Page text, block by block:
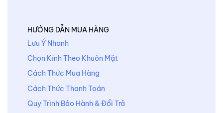
HƯỚNG DẪN MUA HÀNG
Lưu Ý Nhanh
Chọn Kính Theo Khuôn Mặt
Cách Thức Mua Hàng
Cách Thức Thanh Toán
Quy Trình Bảo Hành & Đổi Trả